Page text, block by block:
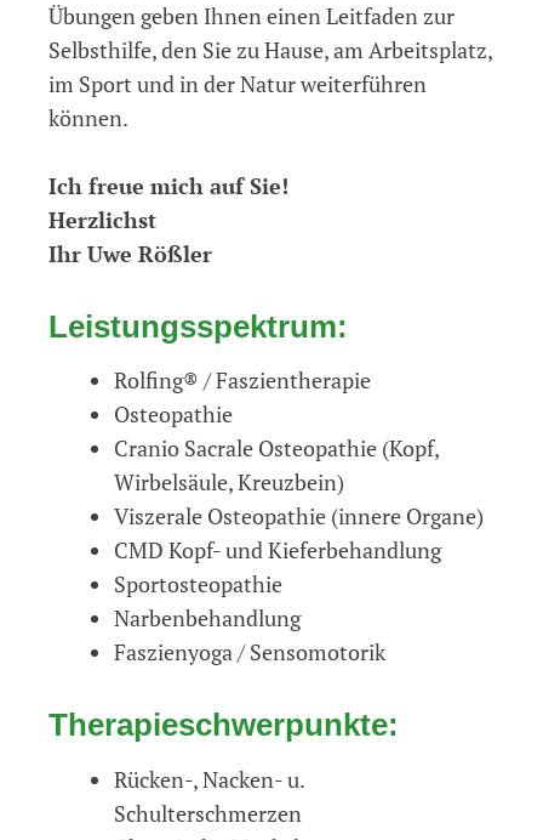
Übungen geben Ihnen einen Leitfaden zur
Selbsthilfe, den Sie zu Hause, am Arbeitsplatz,
im Sport und in der Natur weiterführen
können.
Ich freue mich auf Sie!
Herzlichst
Ihr Uwe Rößler
Leistungsspektrum:
Rolfing® / Faszientherapie
Osteopathie
Cranio Sacrale Osteopathie (Kopf,
Wirbelsäule, Kreuzbein)
Viszerale Osteopathie (innere Organe)
CMD Kopf- und Kieferbehandlung
Sportosteopathie
Narbenbehandlung
Faszienyoga / Sensomotorik
Therapieschwerpunkte:
Rücken-, Nacken- u.
Schulterschmerzen